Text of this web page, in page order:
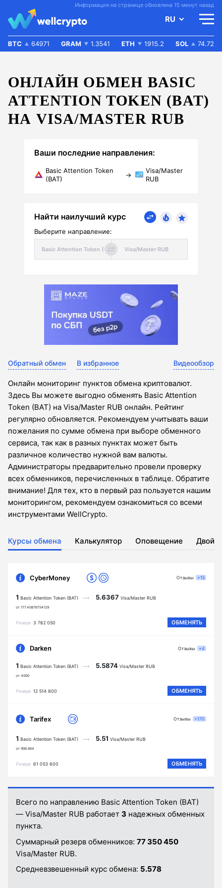
Информация на странице обновлена 15 минут назад
RU
BTC 64971 GRAM 1.3541 ETH 1915.2 SOL 74.72
ОНЛАЙН ОБМЕН BASIC
ATTENTION TOKEN (BAT)
НА VISA/MASTER RUB
Ваши последние направления:
Basic Attention Token
(BAT)
→
Visa/Master
RUB
Найти наилучший курс
Выберите направление:
Обратный обмен В избранное Видеообзор
Онлайн мониторинг пунктов обмена криптовалют.
Здесь Вы можете выгодно обменять Basic Attention
Token (BAT) на Visa/Master RUB онлайн. Рейтинг
регулярно обновляется. Рекомендуем учитывать ваши
пожелания по сумме обмена при выборе обменного
сервиса, так как в разных пунктах может быть
различное количество нужной вам валюты.
Администраторы предварительно провели проверку
всех обменников, перечисленных в таблице. Обратите
внимание! Для тех, кто в первый раз пользуется нашим
мониторингом, рекомендуем ознакомиться со всеми
инструментами WellCrypto.
Курсы обмена Калькулятор Оповещение
CyberMoney
1 Basic Attention Token (BAT)
от 177.40876754129
5.6367 Visa/Master RUB
Резерв 3 782 050 ОБМЕНЯТЬ
Отзывы +15
Darken
1 Basic Attention Token (BAT)
от 4000
5.5874 Visa/Master RUB
Резерв 12 514 800 ОБМЕНЯТЬ
Отзывы +4
Tarifex
1 Basic Attention Token (BAT)
от 906.664
5.51 Visa/Master RUB
Резерв 61 053 600 ОБМЕНЯТЬ
Отзывы +170
Всего по направлению Basic Attention Token (BAT)
— Visa/Master RUB работает 3 надежных обменных
пункта.
Суммарный резерв обменников: 77 350 450
Visa/Master RUB.
Средневзвешенный курс обмена: 5.578